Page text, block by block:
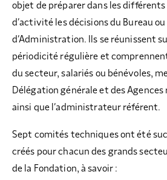
objet de préparer dans les
d’activité les décisions du Bureau ou
d’Administration. Ils se réunissent
périodicité régulière et
du secteur, salariés ou bénévoles,
Délégation générale et des Agences
ainsi que l’administrateur référent.
Sept comités techniques ont été
créés pour chacun des grands
de la Fondation, à savoir :